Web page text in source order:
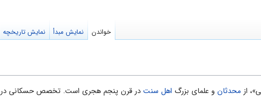
از محدثان و علماى بزرگ اهل سنت در قرن پنجم هجرى است. تخصص حسکانی در
خواندن نمایش مبدأ نمایش تاریخچه